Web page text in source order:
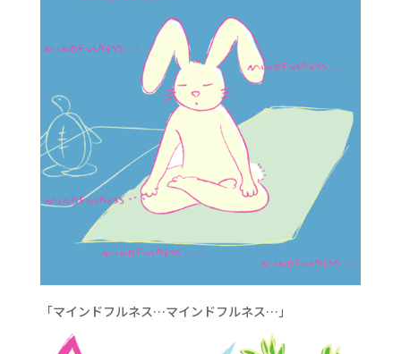
「マインドフルネス…マインドフルネス…」